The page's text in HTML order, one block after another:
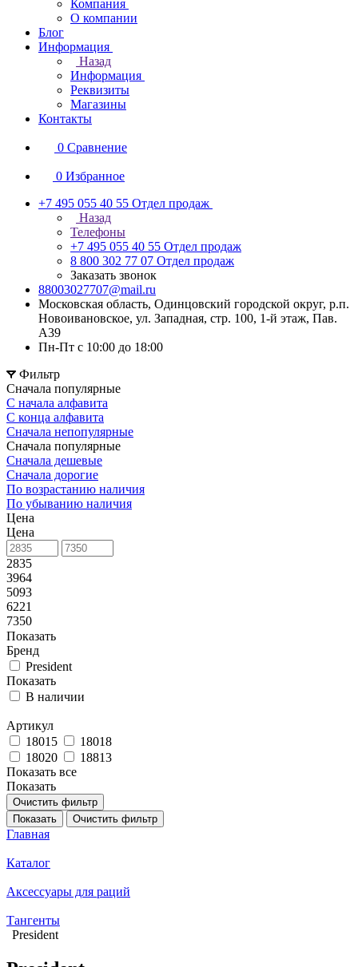
Компания
О компании
Блог
Информация
Назад
Информация
Реквизиты
Магазины
Контакты
0 Сравнение
0 Избранное
+7 495 055 40 55 Отдел продаж
Назад
Телефоны
+7 495 055 40 55 Отдел продаж
8 800 302 77 07 Отдел продаж
Заказать звонок
88003027707@mail.ru
Московская область, Одинцовский городской округ, р.п.
Новоивановское, ул. Западная, стр. 100, 1-й этаж, Пав.
А39
Пн-Пт с 10:00 до 18:00
Фильтр
Сначала популярные
С начала алфавита
С конца алфавита
Сначала непопулярные
Сначала популярные
Сначала дешевые
Сначала дорогие
По возрастанию наличия
По убыванию наличия
Цена
Цена
2835
3964
5093
6221
7350
Показать
Бренд
President
Показать
В наличии
Артикул
18015
18018
18020
18813
Показать все
Показать
Очистить фильтр
Показать
Очистить фильтр
Главная
Каталог
Аксессуары для раций
Тангенты
President